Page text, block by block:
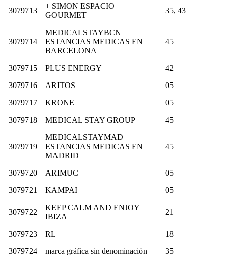
3079713
+ SIMON ESPACIO
GOURMET
35, 43
3079714
MEDICALSTAYBCN
ESTANCIAS MEDICAS EN
BARCELONA
45
3079715 PLUS ENERGY
42
3079716
ARITOS
05
3079717
KRONE
05
3079718
MEDICAL STAY GROUP 45
3079719
MEDICALSTAYMAD
ESTANCIAS MEDICAS EN
MADRID
45
3079720 ARIMUC
05
3079721
KAMPAI 05
3079722
KEEP CALM AND ENJOY
IBIZA
21
3079723 RL
18
3079724
marca gráfica sin denominación 35